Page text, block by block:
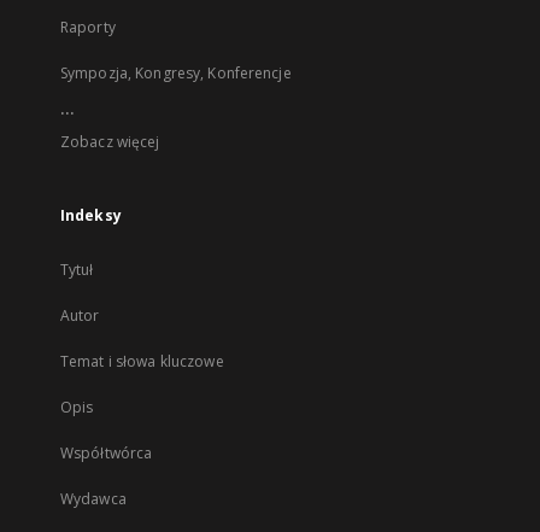
Raporty
Sympozja, Kongresy, Konferencje
...
Zobacz więcej
Indeksy
Tytuł
Autor
Temat i słowa kluczowe
Opis
Współtwórca
Wydawca